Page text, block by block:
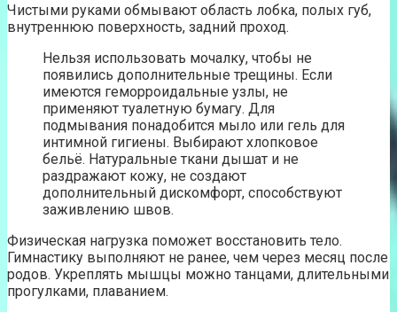
Чистыми руками обмывают область лобка, полых губ,
внутреннюю поверхность, задний проход.
Нельзя использовать мочалку, чтобы не
появились дополнительные трещины. Если
имеются геморроидальные узлы, не
применяют туалетную бумагу. Для
подмывания понадобится мыло или гель для
интимной гигиены. Выбирают хлопковое
бельё. Натуральные ткани дышат и не
раздражают кожу, не создают
дополнительный дискомфорт, способствуют
заживлению швов.
Физическая нагрузка поможет восстановить тело.
Гимнастику выполняют не ранее, чем через месяц после
родов. Укреплять мышцы можно танцами, длительными
прогулками, плаванием.